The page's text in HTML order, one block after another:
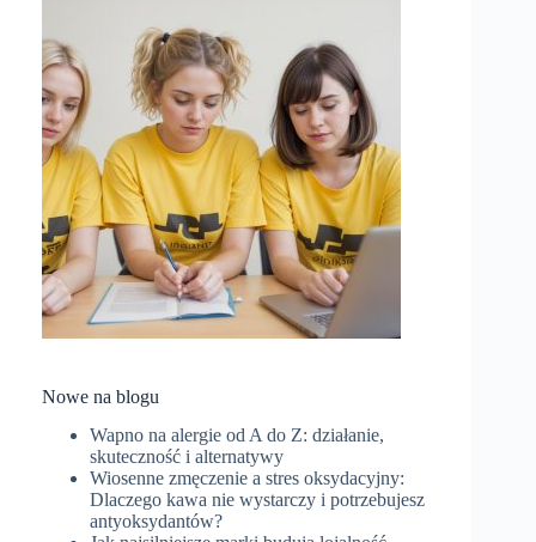
Nowe na blogu
Wapno na alergie od A do Z: działanie,
skuteczność i alternatywy
Wiosenne zmęczenie a stres oksydacyjny:
Dlaczego kawa nie wystarczy i potrzebujesz
antyoksydantów?